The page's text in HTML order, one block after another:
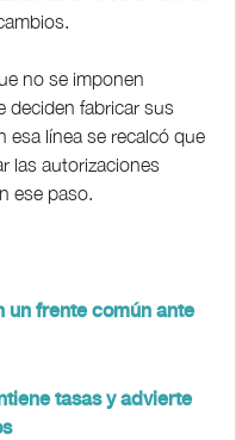
no se imponen
deciden fabricar sus
esa línea se recalcó que
las autorizaciones
ese paso.
un frente común ante
tasas y advierte